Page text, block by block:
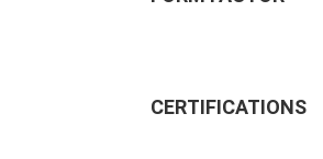
CERTIFICATIONS